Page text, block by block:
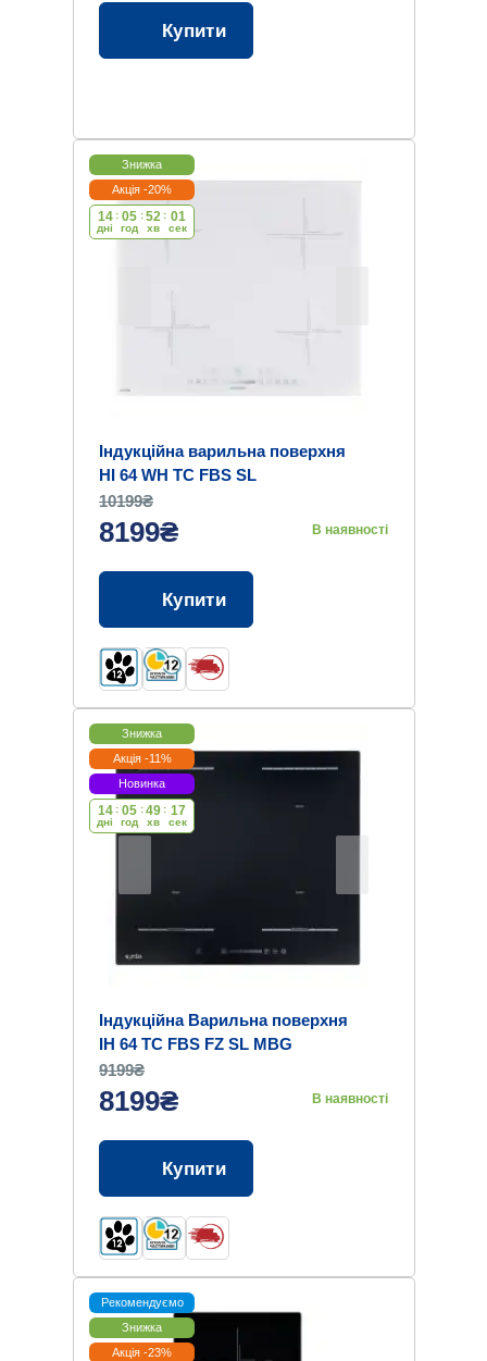
Купити
Знижка
Акція -20%
14
дні
: 05
год
:52
хв
: 00
cек
Індукційна варильна поверхня
HI 64 WH TC FBS SL
10199₴
8199₴ В наявності
Купити
Знижка
Акція -11%
Новинка
14
дні
: 05
год
:49
хв
: 16
cек
Індукційна Варильна поверхня
IH 64 TC FBS FZ SL MBG
9199₴
8199₴ В наявності
Купити
Рекомендуємо
Знижка
Акція -23%